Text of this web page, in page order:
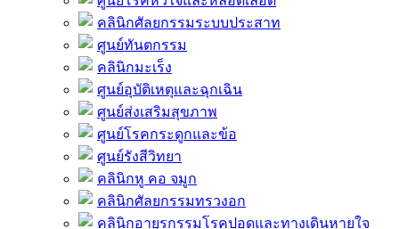
คลินิกศัลยกรรมระบบประสาท
ศูนย์ทันตกรรม
คลินิกมะเร็ง
ศูนย์อุบัติเหตุและฉุกเฉิน
ศูนย์ส่งเสริมสุขภาพ
ศูนย์โรคกระดูกและข้อ
ศูนย์รังสีวิทยา
คลินิกหู คอ จมูก
คลินิกศัลยกรรมทรวงอก
คลินิกอายุรกรรมโรคปอดและทางเดินหายใจ